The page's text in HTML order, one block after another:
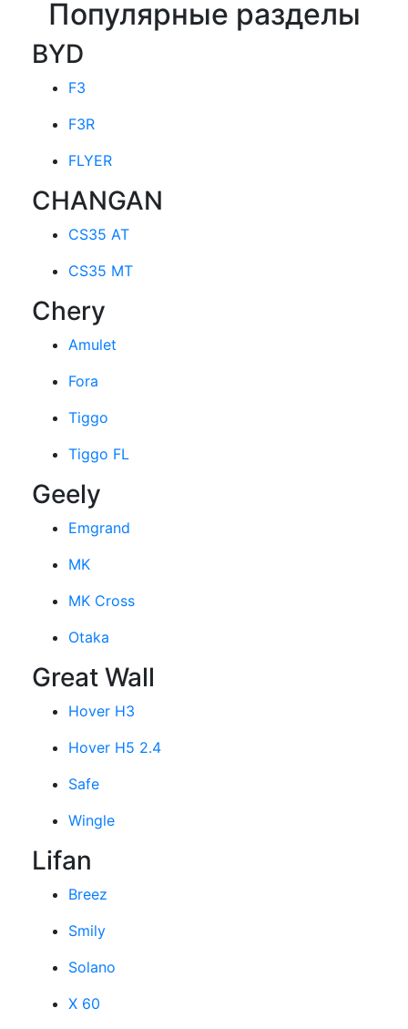
Популярные разделы
BYD
F3
F3R
FLYER
CHANGAN
CS35 AT
CS35 MT
Chery
Amulet
Fora
Tiggo
Tiggo FL
Geely
Emgrand
MK
MK Cross
Otaka
Great Wall
Hover H3
Hover H5 2.4
Safe
Wingle
Lifan
Breez
Smily
Solano
X 60